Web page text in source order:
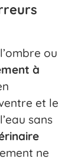
ou
à
et le
sans
ne